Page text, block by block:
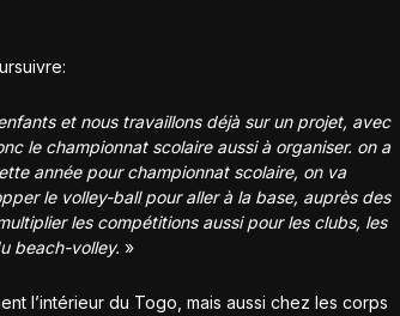
et nous travaillons déjà sur un projet, avec
le championnat scolaire aussi à organiser. on a
année pour championnat scolaire, on va
le volley-ball pour aller à la base, auprès des
les compétitions aussi pour les clubs, les
beach-volley. »
l’intérieur du Togo, mais aussi chez les corps